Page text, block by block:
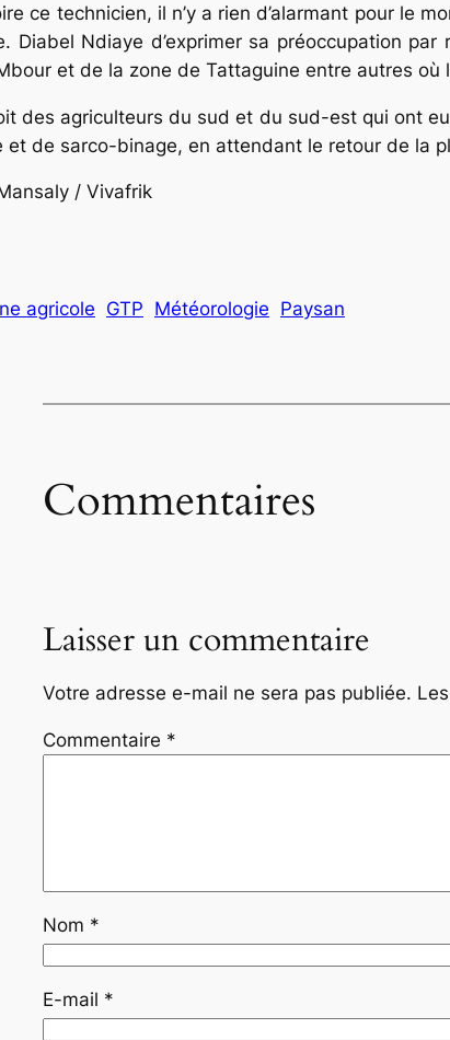
ce technicien, il n’y a rien d’alarmant pour le
Diabel Ndiaye d’exprimer sa préoccupation
et de la zone de Tattaguine entre autres
des agriculteurs du sud et du sud-est qui ont
et de sarco-binage, en attendant le retour de la
/ Vivafrik
agricole GTP Météorologie Paysan
Commentaires
Laisser un commentaire
Votre adresse e-mail ne sera pas publiée.
Commentaire *
Nom *
E-mail *